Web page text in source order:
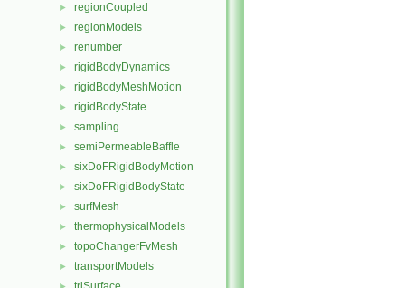
► regionCoupled
► regionModels
► renumber
► rigidBodyDynamics
► rigidBodyMeshMotion
► rigidBodyState
► sampling
► semiPermeableBaffle
► sixDoFRigidBodyMotion
► sixDoFRigidBodyState
► surfMesh
► thermophysicalModels
► topoChangerFvMesh
► transportModels